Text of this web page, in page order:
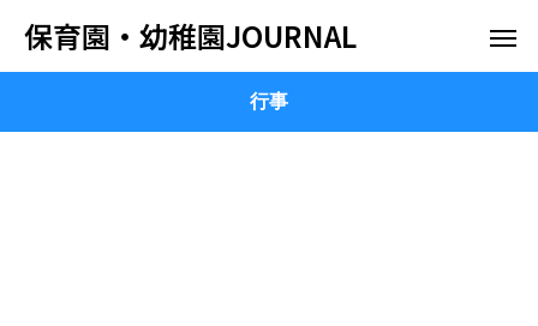
保育園・幼稚園JOURNAL
行事